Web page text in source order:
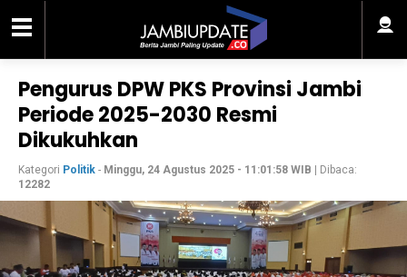
Pengurus DPW PKS Provinsi Jambi
Periode 2025-2030 Resmi
Dikukuhkan
Kategori Politik - Minggu, 24 Agustus 2025 - 11:01:58 WIB | Dibaca:
12282